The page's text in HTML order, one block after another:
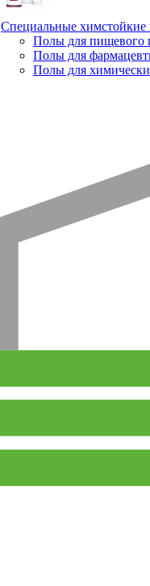
Специальные химстойкие
Полы для пищевого
Полы для
Полы для